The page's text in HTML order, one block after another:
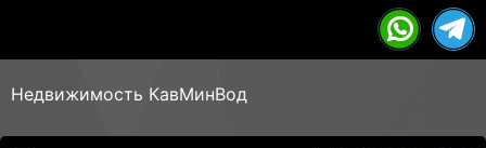
Недвижимость КавМинВод